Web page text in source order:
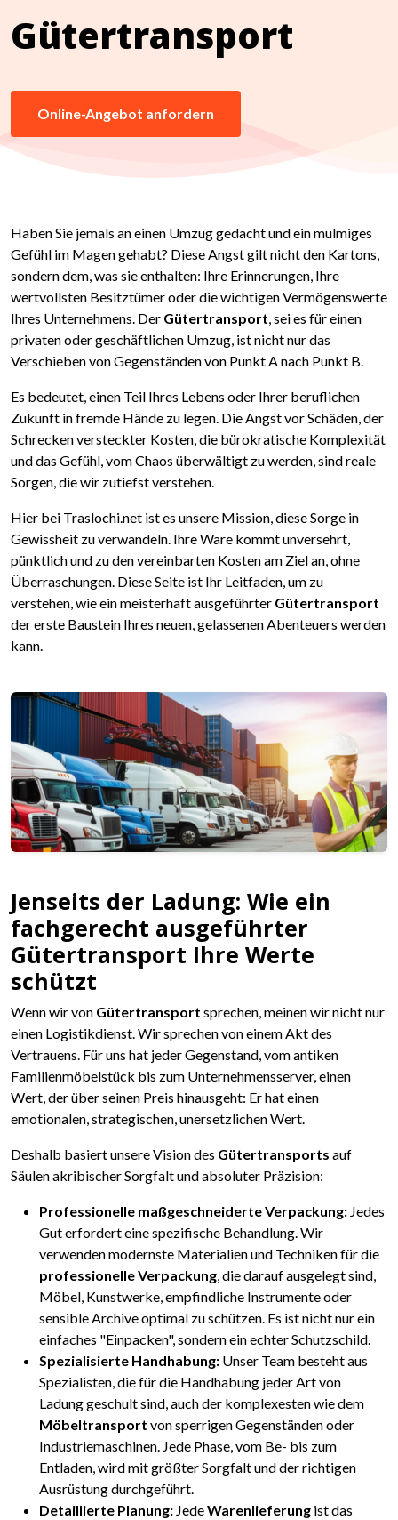
Gütertransport
Online-Angebot anfordern
Haben Sie jemals an einen Umzug gedacht und ein mulmiges
Gefühl im Magen gehabt? Diese Angst gilt nicht den Kartons,
sondern dem, was sie enthalten: Ihre Erinnerungen, Ihre
wertvollsten Besitztümer oder die wichtigen Vermögenswerte
Ihres Unternehmens. Der Gütertransport, sei es für einen
privaten oder geschäftlichen Umzug, ist nicht nur das
Verschieben von Gegenständen von Punkt A nach Punkt B.
Es bedeutet, einen Teil Ihres Lebens oder Ihrer beruflichen
Zukunft in fremde Hände zu legen. Die Angst vor Schäden, der
Schrecken versteckter Kosten, die bürokratische Komplexität
und das Gefühl, vom Chaos überwältigt zu werden, sind reale
Sorgen, die wir zutiefst verstehen.
Hier bei Traslochi.net ist es unsere Mission, diese Sorge in
Gewissheit zu verwandeln. Ihre Ware kommt unversehrt,
pünktlich und zu den vereinbarten Kosten am Ziel an, ohne
Überraschungen. Diese Seite ist Ihr Leitfaden, um zu
verstehen, wie ein meisterhaft ausgeführter Gütertransport
der erste Baustein Ihres neuen, gelassenen Abenteuers werden
kann.
Jenseits der Ladung: Wie ein
fachgerecht ausgeführter
Gütertransport Ihre Werte
schützt
Wenn wir von Gütertransport sprechen, meinen wir nicht nur
einen Logistikdienst. Wir sprechen von einem Akt des
Vertrauens. Für uns hat jeder Gegenstand, vom antiken
Familienmöbelstück bis zum Unternehmensserver, einen
Wert, der über seinen Preis hinausgeht: Er hat einen
emotionalen, strategischen, unersetzlichen Wert.
Deshalb basiert unsere Vision des Gütertransports auf
Säulen akribischer Sorgfalt und absoluter Präzision:
Professionelle maßgeschneiderte Verpackung: Jedes
Gut erfordert eine spezifische Behandlung. Wir
verwenden modernste Materialien und Techniken für die
professionelle Verpackung, die darauf ausgelegt sind,
Möbel, Kunstwerke, empfindliche Instrumente oder
sensible Archive optimal zu schützen. Es ist nicht nur ein
einfaches "Einpacken", sondern ein echter Schutzschild.
Spezialisierte Handhabung: Unser Team besteht aus
Spezialisten, die für die Handhabung jeder Art von
Ladung geschult sind, auch der komplexesten wie dem
Möbeltransport von sperrigen Gegenständen oder
Industriemaschinen. Jede Phase, vom Be- bis zum
Entladen, wird mit größter Sorgfalt und der richtigen
Ausrüstung durchgeführt.
Detaillierte Planung: JedeWarenlieferung ist das